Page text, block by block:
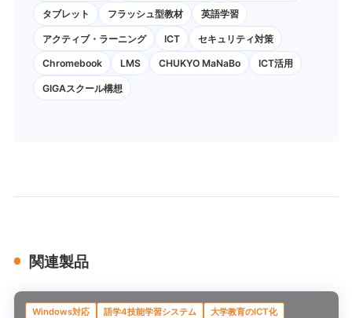
タブレット フラッシュ型教材 英語学習
アクティブ・ラーニング ICT セキュリティ対策
Chromebook LMS CHUKYO MaNaBo ICT活用
GIGAスクール構想
関連製品
Windows対応 語学4技能学習システム 大学教育のICT化